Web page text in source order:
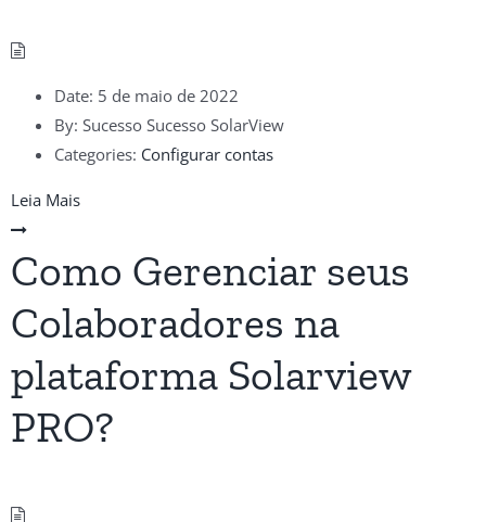
Date: 5 de maio de 2022
By: Sucesso Sucesso SolarView
Categories: Configurar contas
Leia Mais
Como Gerenciar seus
Colaboradores na
plataforma Solarview
PRO?